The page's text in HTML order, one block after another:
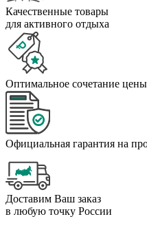
Качественные товары
для активного отдыха
Оптимальное сочетание цены
Официальная гарантия на
Доставим Ваш заказ
в любую точку России